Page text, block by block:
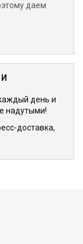
даем
день и
надутыми!
доставка,